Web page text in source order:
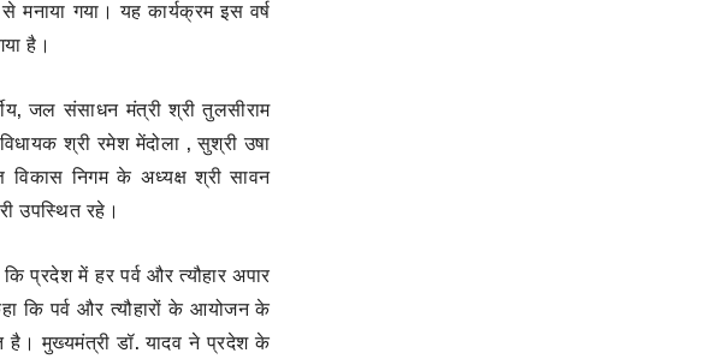
गया। यह कार्यक्रम इस वर्ष
है।
जल संसाधन मंत्री श्री तुलसीराम
श्री रमेश मेंदोला , सुश्री उषा
विकास निगम के अध्यक्ष श्री सावन
उपस्थित रहे।
प्रदेश में हर पर्व और त्यौहार अपार
कि पर्व और त्यौहारों के आयोजन के
मुख्यमंत्री डॉ. यादव ने प्रदेश के